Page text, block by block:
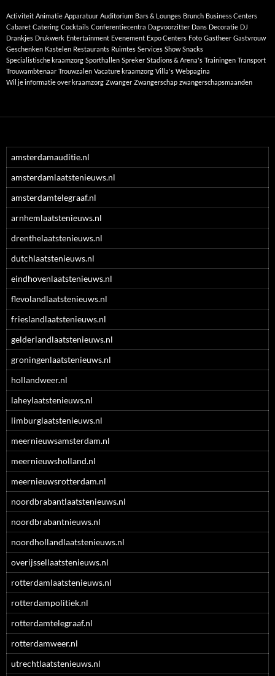
Activiteit Animatie Apparatuur Auditorium Bars & Lounges Brunch Business Centers
Cabaret Catering Cocktails Conferentiecentra Dagvoorzitter Dans Decoratie DJ
Drankjes Drukwerk Entertainment Evenement Expo Centers Foto Gastheer Gastvrouw
Geschenken Kastelen Restaurants Ruimtes Services Show Snacks
Specialistische kraamzorg Sporthallen Spreker Stadions & Arena's Trainingen Transport
Trouwambtenaar Trouwzalen Vacature kraamzorg Villa's Webpagina
Wil je informatie over kraamzorg Zwanger Zwangerschap zwangerschapsmaanden
amsterdamauditie.nl
amsterdamlaatstenieuws.nl
amsterdamtelegraaf.nl
arnhemlaatstenieuws.nl
drenthelaatstenieuws.nl
dutchlaatstenieuws.nl
eindhovenlaatstenieuws.nl
flevolandlaatstenieuws.nl
frieslandlaatstenieuws.nl
gelderlandlaatstenieuws.nl
groningenlaatstenieuws.nl
hollandweer.nl
laheylaatstenieuws.nl
limburglaatstenieuws.nl
meernieuwsamsterdam.nl
meernieuwsholland.nl
meernieuwsrotterdam.nl
noordbrabantlaatstenieuws.nl
noordbrabantnieuws.nl
noordhollandlaatstenieuws.nl
overijssellaatstenieuws.nl
rotterdamlaatstenieuws.nl
rotterdampolitiek.nl
rotterdamtelegraaf.nl
rotterdamweer.nl
utrechtlaatstenieuws.nl